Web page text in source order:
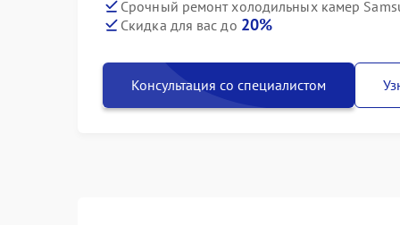
Срочный ремонт холодильных камер
Скидка для вас до 20%
Консультация со специалистом